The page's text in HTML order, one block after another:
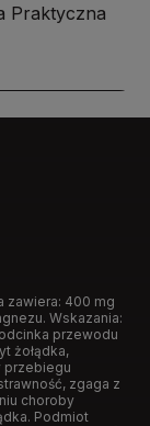
Praktyczna
zawiera: 400 mg
Wskazania:
przewodu
żołądka,
przebiegu
zgaga z
choroby
Podmiot